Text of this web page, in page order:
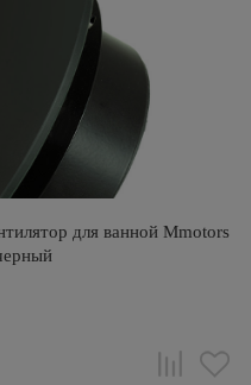
для ванной Mmotors